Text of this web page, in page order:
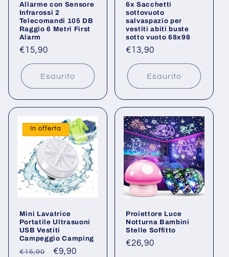
Allarme con Sensore
Infrarossi 2
Telecomandi 105 DB
Raggio 6 Metri First
Alarm
Prezzo
listino
€15,90
Esaurito
6x Sacchetti
sottovuoto
salvaspazio per
vestiti abiti buste
sotto vuoto 68x98
Prezzo
di
listino
€13,90
Esaurito
In offerta
Mini Lavatrice
Portatile Ultrasuoni
USB Vestiti
Campeggio Camping
Prezzo
€15,90
Prezzo
€9,90
Proiettore Luce
Notturna Bambini
Stelle Soffitto
Prezzo
€26,90